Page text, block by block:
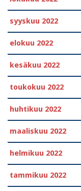
syyskuu 2022
elokuu 2022
kesäkuu 2022
toukokuu 2022
huhtikuu 2022
maaliskuu 2022
helmikuu 2022
tammikuu 2022